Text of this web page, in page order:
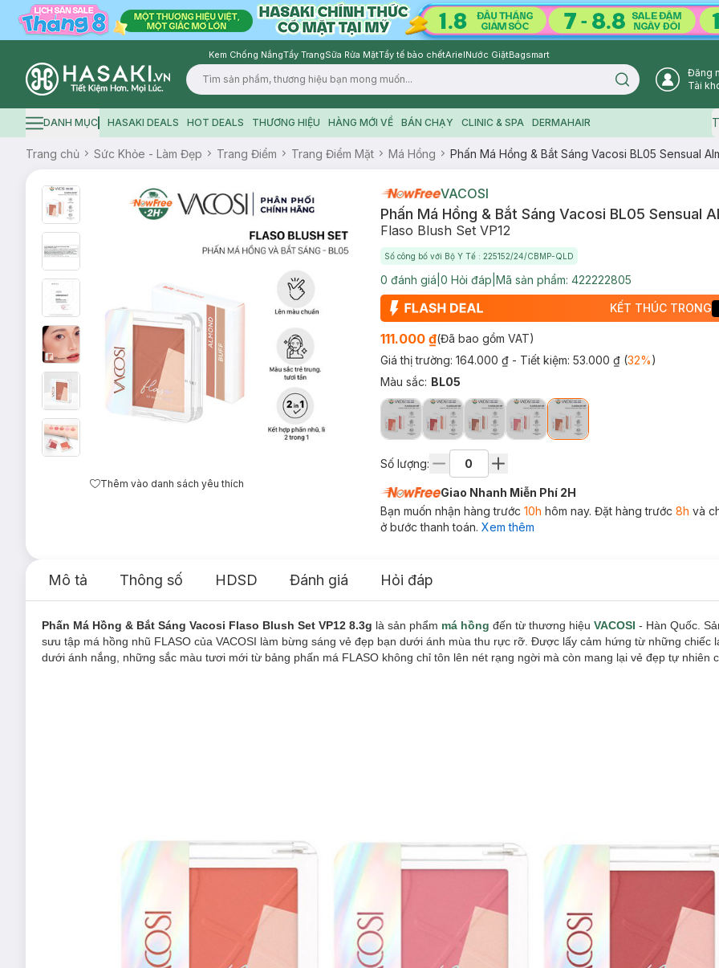
Kem Chống NắngTẩy TrangSữa Rửa MặtTẩy tế bào chếtArielNước GiặtBagsmart
Logo
Search icon
Đăng
Tài
Hamburger icon
DANH MỤC HASAKI DEALS HOT DEALS THƯƠNG HIỆU HÀNG MỚI VỀ BÁN CHẠY CLINIC & SPA DERMAHAIR
Trang chủ Sức Khỏe - Làm Đẹp Trang Điểm Trang Điểm Mặt Má Hồng Phấn Má Hồng & Bắt Sáng Vacosi BL05 Sensual
Thêm vào danh sách yêu thích
VACOSI
Phấn Má Hồng & Bắt Sáng Vacosi BL05 Sensual
Flaso Blush Set VP12
Số công bố với Bộ Y Tế : 225152/24/CBMP-QLD
0 đánh giá 0 Hỏi đáp Mã sản phẩm: 422222805
KẾT THÚC TRONG
111.000 ₫(Đã bao gồm VAT)
Giá thị trường: 164.000 ₫ - Tiết kiệm: 53.000 ₫(32%)
Màu sắc: BL05
Số lượng:
Giao Nhanh Miễn Phí 2H
Bạn muốn nhận hàng trước 10h hôm nay. Đặt hàng trước 8h và
ở bước thanh toán. Xem thêm
Mô tả Thông số HDSD Đánh giá Hỏi đáp
Phấn Má Hồng & Bắt Sáng Vacosi Flaso Blush Set VP12 8.3g là sản phẩm má hồng đến từ thương hiệu VACOSI - Hàn Quốc.
sưu tập má hồng nhũ FLASO của VACOSI làm bừng sáng vẻ đẹp bạn dưới ánh mùa thu rực rỡ. Được lấy cảm hứng từ những chiếc
dưới ánh nắng, những sắc màu tươi mới từ bảng phấn má FLASO không chỉ tôn lên nét rạng ngời mà còn mang lại vẻ đẹp tự nhiên